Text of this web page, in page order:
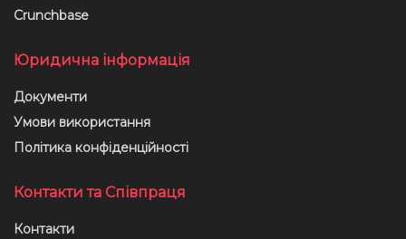
Crunchbase
Юридична інформація
Документи
Умови використання
Політика конфіденційності
Контакти та Співпраця
Контакти